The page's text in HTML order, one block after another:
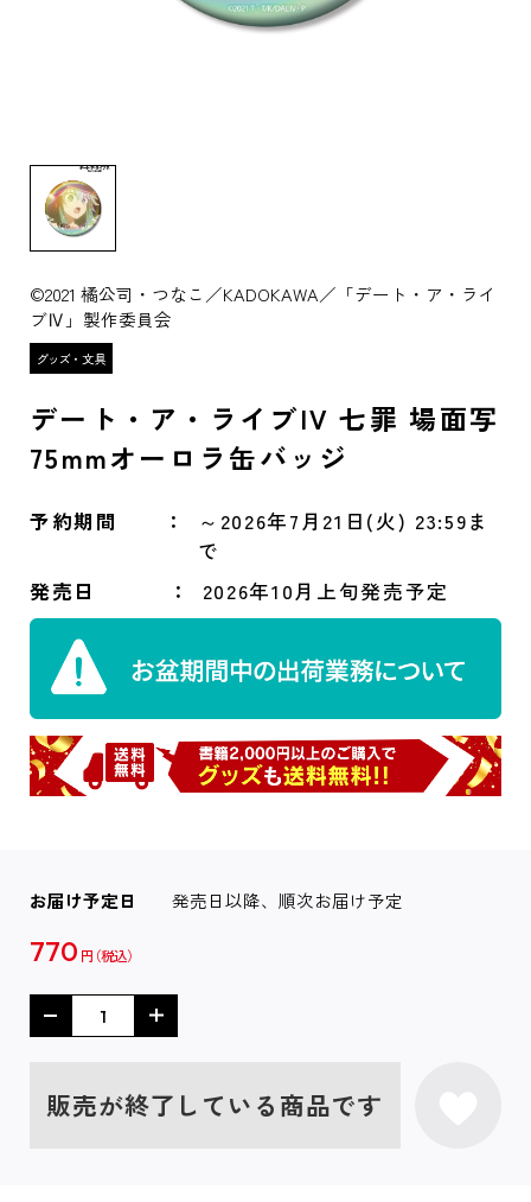
©2021 橘公司・つなこ／KADOKAWA／「デート・ア・ライ
ブⅣ」製作委員会
デート・ア・ライブIV 七罪 場面写
75mmオーロラ缶バッジ
予約期間
～2026年7月21日(火) 23:59ま
で
発売日
2026年10月上旬発売予定
お届け予定日 発売日以降、順次お届け予定
770 円
販売が終了している商品です